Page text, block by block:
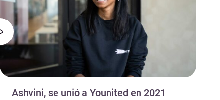
Ashvini, se unió a Younited en 2021